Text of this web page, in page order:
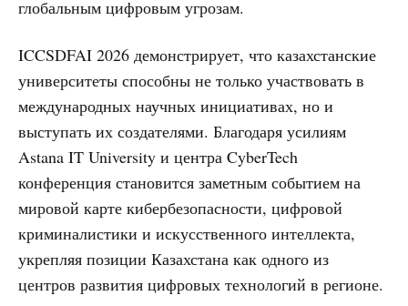
глобальным цифровым угрозам.
ICCSDFAI 2026 демонстрирует, что казахстанские
университеты способны не только участвовать в
международных научных инициативах, но и
выступать их создателями. Благодаря усилиям
Astana IT University и центра CyberTech
конференция становится заметным событием на
мировой карте кибербезопасности, цифровой
криминалистики и искусственного интеллекта,
укрепляя позиции Казахстана как одного из
центров развития цифровых технологий в регионе.